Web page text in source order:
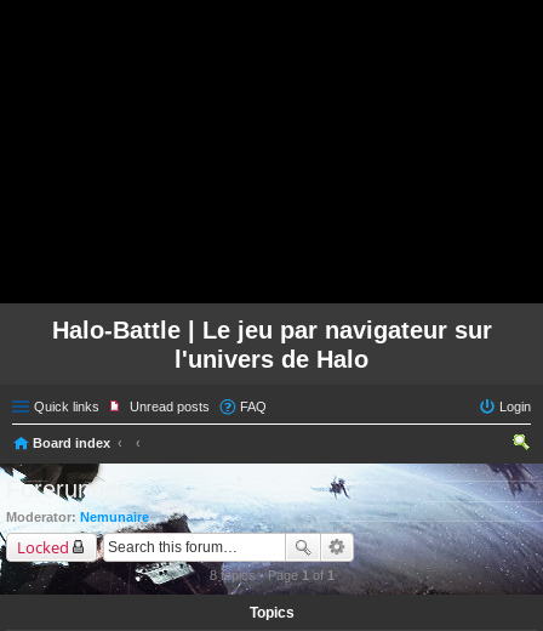
Halo-Battle | Le jeu par navigateur sur
l'univers de Halo
Quick links Unread posts FAQ Login
Board index
ear
ch
Forerunner
Moderator: Nemunaire
Locked
8 topics • Page1 of 1
Topics